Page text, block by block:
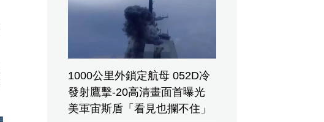
1000公里外鎖定航母 052D冷
發射鷹擊-20高清畫面首曝光
美軍宙斯盾「看見也攔不住」